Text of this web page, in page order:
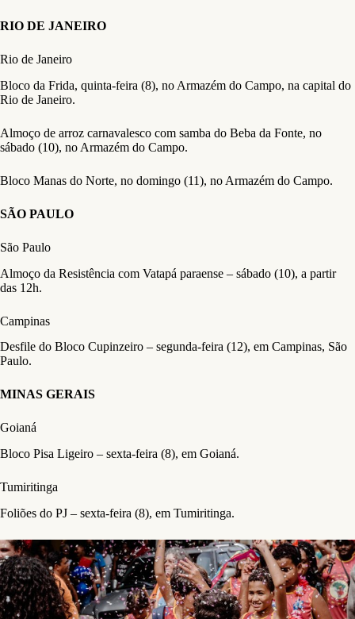
RIO DE JANEIRO
Rio de Janeiro
Bloco da Frida, quinta-feira (8), no Armazém do Campo, na capital do
Rio de Janeiro.
Almoço de arroz carnavalesco com samba do Beba da Fonte, no
sábado (10), no Armazém do Campo.
Bloco Manas do Norte, no domingo (11), no Armazém do Campo.
SÃO PAULO
São Paulo
Almoço da Resistência com Vatapá paraense – sábado (10), a partir
das 12h.
Campinas
Desfile do Bloco Cupinzeiro – segunda-feira (12), em Campinas, São
Paulo.
MINAS GERAIS
Goianá
Bloco Pisa Ligeiro – sexta-feira (8), em Goianá.
Tumiritinga
Foliões do PJ – sexta-feira (8), em Tumiritinga.